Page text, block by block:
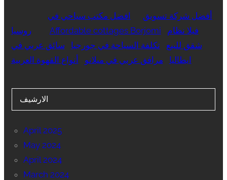
أفضل شركة تسويق
افضل مكتب سياحي في
روسيا
Affordable cottages Borjomi
فيلا نظام
شقق للبيع
تكلفة السياحة في جورجيا
سائق عربي في
ايطاليا
مرافق عربي في ميلانو أنواع القهوة العربية
الارشيف
April 2025
May 2024
April 2024
March 2024